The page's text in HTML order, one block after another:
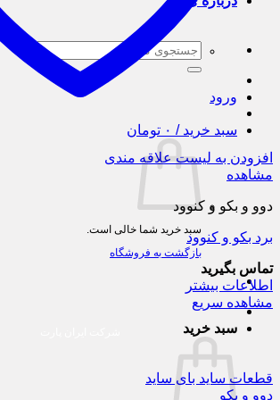
جستجو
برای:
ورود
سبد خرید / ۰ تومان
سبد خرید شما خالی است.
بازگشت به فروشگاه
سبد خرید
افزودن به لیست علاقه مندی
مشاهده
دوو و بکو و کنوود
برد بکو و کنوود
تماس بگیرید
اطلاعات بیشتر
مشاهده سریع
قطعات ساید بای ساید
دوو و بکو